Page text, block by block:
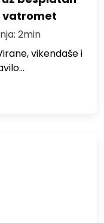
vatromet
2min
vikendaše i